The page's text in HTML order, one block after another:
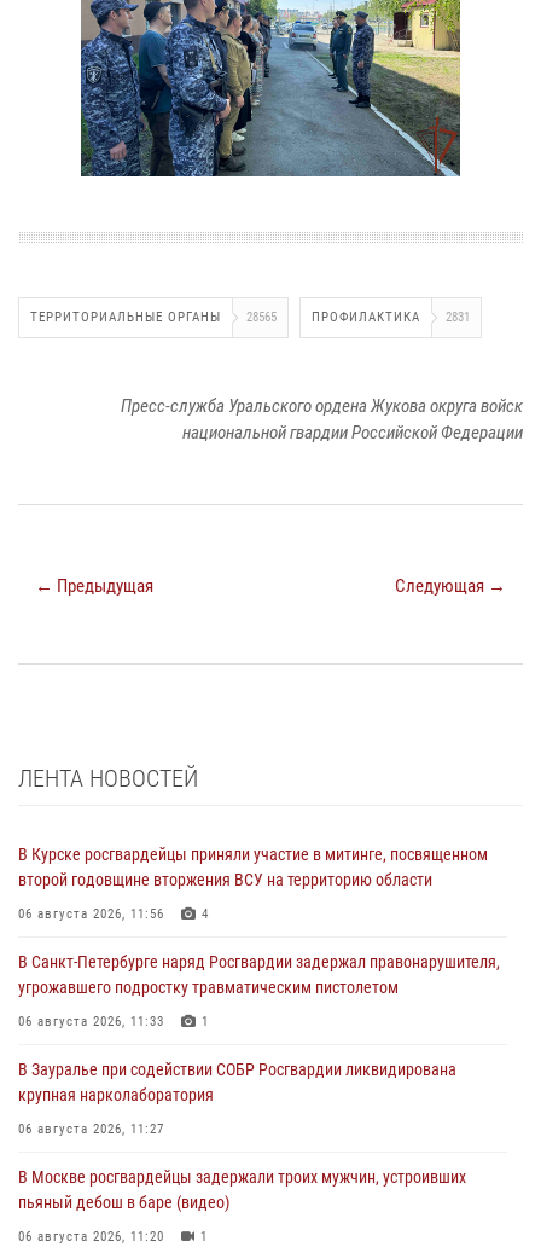
ТЕРРИТОРИАЛЬНЫЕ ОРГАНЫ 28565 ПРОФИЛАКТИКА 2831
Пресс-служба Уральского ордена Жукова округа войск
национальной гвардии Российской Федерации
← Предыдущая Следующая →
ЛЕНТА НОВОСТЕЙ
В Курске росгвардейцы приняли участие в митинге, посвященном
второй годовщине вторжения ВСУ на территорию области
06 августа 2026, 11:56 4
В Санкт-Петербурге наряд Росгвардии задержал правонарушителя,
угрожавшего подростку травматическим пистолетом
06 августа 2026, 11:33 1
В Зауралье при содействии СОБР Росгвардии ликвидирована
крупная нарколаборатория
06 августа 2026, 11:27
В Москве росгвардейцы задержали троих мужчин, устроивших
пьяный дебош в баре (видео)
06 августа 2026, 11:20 1